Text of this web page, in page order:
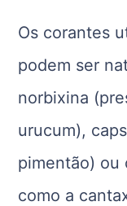
Os corantes
podem ser
norbixina
urucum),
pimentão)
como a